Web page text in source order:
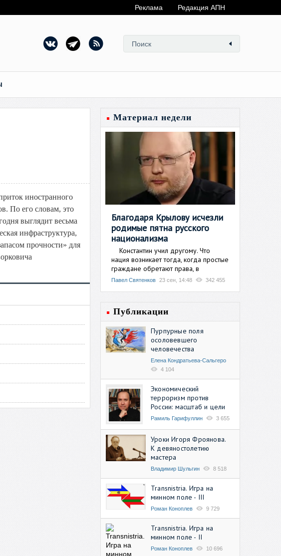
Реклама Редакция АПН
иностранного
По его словам, это
выглядит весьма
инфраструктура,
прочности» для
Материал недели
Благодаря Крылову исчезли
родимые пятна русского
национализма
Константин учил другому. Что
нация возникает тогда, когда простые
граждане обретают права, в
Павел Святенков 23 сен, 14:48 342 455
Публикации
Пурпурные поля
осоловевшего
человечества
Елена Кондратьева-Сальгеро
4 104
Экономический
терроризм против
России: масштаб и цели
Рамиль Гарифуллин 3 655
Уроки Игоря Фроянова.
К девяностолетию
мастера
Владимир Шульгин 8 518
Transnistria. Игра на
минном поле - III
Роман Коноплев 9 729
Transnistria. Игра на
минном поле - II
Роман Коноплев 10 696